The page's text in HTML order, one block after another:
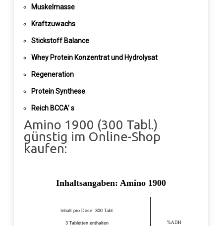
Muskelmasse
Kraftzuwachs
Stickstoff Balance
Whey Protein Konzentrat und Hydrolysat
Regeneration
Protein Synthese
Reich BCCA' s
Amino 1900 (300 Tabl.)
günstig im Online-Shop
kaufen:
Inhaltsangaben: Amino 1900
Inhalt pro Dose: 300 Tabl.
3 Tabletten enthalten %ADH